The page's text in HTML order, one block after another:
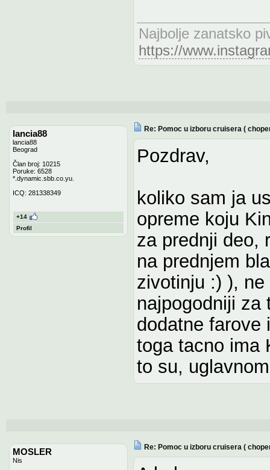
Najbolje zanatsko
https://
lancia88
lancia88
Beograd
Član broj: 10215
Poruke: 6528
*.dynamic.sbb.co.yu.
ICQ: 281338349
+14
Profil
Re: Pomoc u izboru cruisera (
Pozdrav,
koliko sam ja
opreme koju
za prednji deo,
na prednjem
zivotinju :) ),
najpogodniji za
dodatne farove
toga tacno ima
to su,
MOSLER
Nis
Re: Pomoc u izboru cruisera (